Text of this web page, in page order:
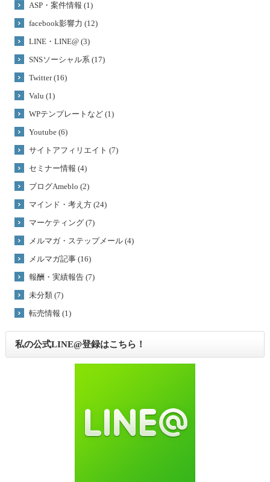
ASP・案件情報 (1)
facebook影響力 (12)
LINE・LINE@ (3)
SNSソーシャル系 (17)
Twitter (16)
Valu (1)
WPテンプレートなど (1)
Youtube (6)
サイトアフィリエイト (7)
セミナー情報 (4)
ブログAmeblo (2)
マインド・考え方 (24)
マーケティング (7)
メルマガ・ステップメール (4)
メルマガ記事 (16)
報酬・実績報告 (7)
未分類 (7)
転売情報 (1)
私の公式LINE@登録はこちら！